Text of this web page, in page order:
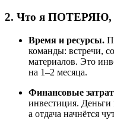
2. Что я ПОТЕРЯЮ,
Время и ресурсы.
команды: встречи,
материалов. Это
на 1–2 месяца.
Финансовые
инвестиция.
а отдача начнётся